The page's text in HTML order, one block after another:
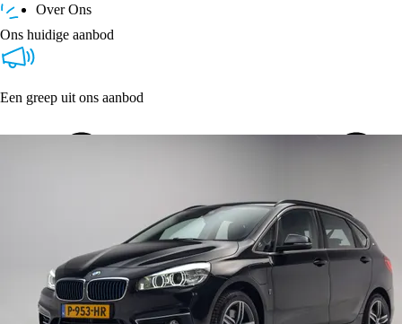
Over Ons
Ons huidige aanbod
Een greep uit ons aanbod